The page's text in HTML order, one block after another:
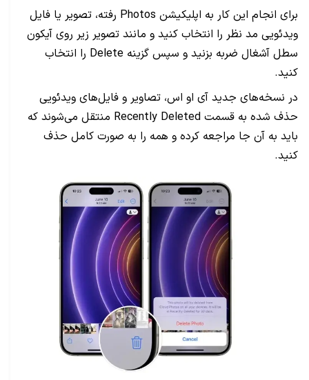
برای انجام این کار به اپلیکیشن Photos رفته، تصویر یا فایل
ویدئویی مد نظر را انتخاب کنید و مانند تصویر زیر روی آیکون
سطل آشغال ضربه بزنید و سپس گزینه Delete را انتخاب
کنید.
در نسخه‌های جدید آی او اس، تصاویر و فایل‌های ویدئویی
حذف شده به قسمت Recently Deleted منتقل می‌شوند که
باید به آن جا مراجعه کرده و همه را به صورت کامل حذف
کنید.